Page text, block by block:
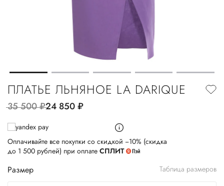
ПЛАТЬЕ ЛЬНЯНОЕ LA DARIQUE
35 500руб.24 850руб.
Оплачивайте все покупки со скидкой −10% (скидка
до 1 500 рублей) при оплате СПЛИТ
Размер Таблица размеров